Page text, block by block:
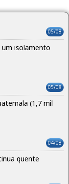
05/08
um isolamento
05/08
(1,7 mil
04/08
quente